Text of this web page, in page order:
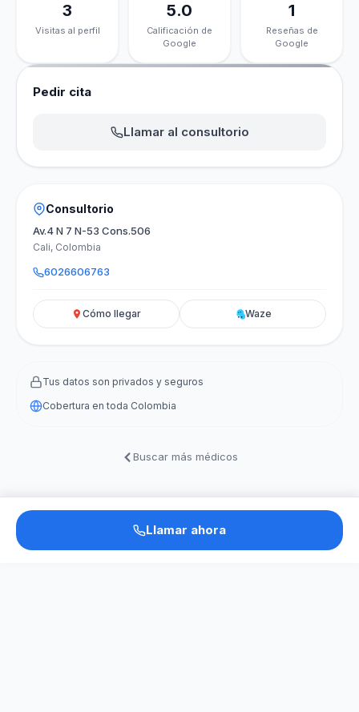
3
Visitas al perfil
5.0
Calificación de
Google
1
Reseñas de
Google
Pedir cita
Llamar al consultorio
Consultorio
Av.4 N 7 N-53 Cons.506
Cali, Colombia
6026606763
Cómo llegar Waze
Tus datos son privados y seguros
Cobertura en toda Colombia
Buscar más médicos
Llamar ahora